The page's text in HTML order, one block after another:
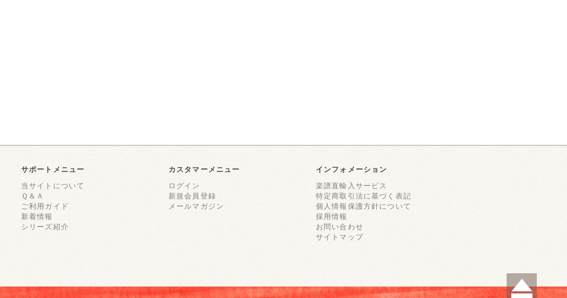
サポートメニュー
当サイトについて
Ｑ＆Ａ
ご利用ガイド
新着情報
シリーズ紹介
カスタマーメニュー
ログイン
新規会員登録
メールマガジン
インフォメーション
楽譜直輸入サービス
特定商取引法に基づく表記
個人情報保護方針について
採用情報
お問い合わせ
サイトマップ